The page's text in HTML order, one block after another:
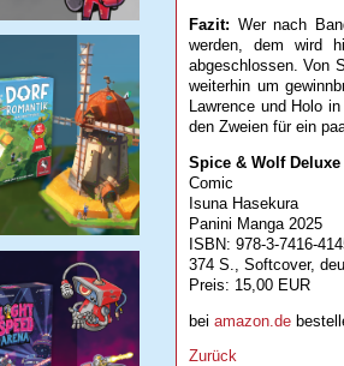
Fazit: Wer nach
werden, dem wird
abgeschlossen. Von
weiterhin um
Lawrence und Holo
den Zweien für ein
Spice & Wolf
Comic
Isuna Hasekura
Panini Manga 2025
ISBN: 978-3-7416-
374 S., Softcover,
Preis: 15,00 EUR
bei amazon.de
Zurück